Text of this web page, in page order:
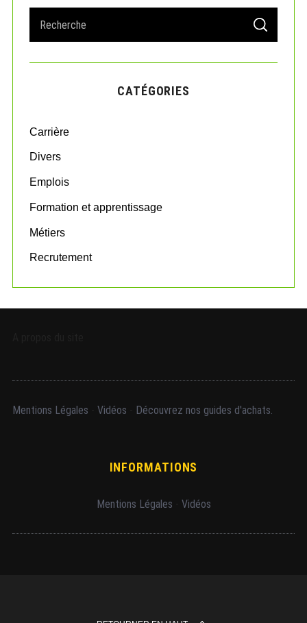
a
r
o
:
S
A
C
CATÉGORIES
Carrière
Divers
Emplois
Formation et apprentissage
Métiers
Recrutement
Mentions Légales Vidéos Découvrez nos guides d'achats.
INFORMATIONS
Mentions Légales Vidéos